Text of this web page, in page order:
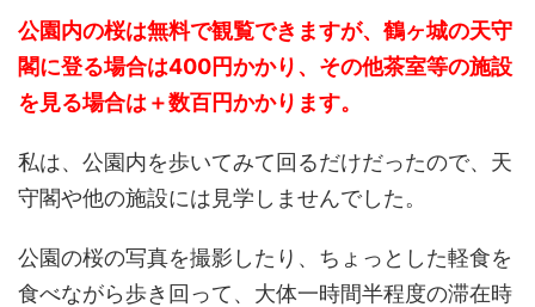
公園内の桜は無料で観覧できますが、鶴ヶ城の天守
閣に登る場合は400円かかり、その他茶室等の施設
を見る場合は＋数百円かかります。
私は、公園内を歩いてみて回るだけだったので、天
守閣や他の施設には見学しませんでした。
公園の桜の写真を撮影したり、ちょっとした軽食を
食べながら歩き回って、大体一時間半程度の滞在時